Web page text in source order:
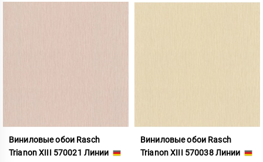
Виниловые обои Rasch
Trianon XIII 570021 Линии
Виниловые обои Rasch
Trianon XIII 570038 Линии